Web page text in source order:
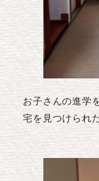
お子さんの進学
宅を見つけられ